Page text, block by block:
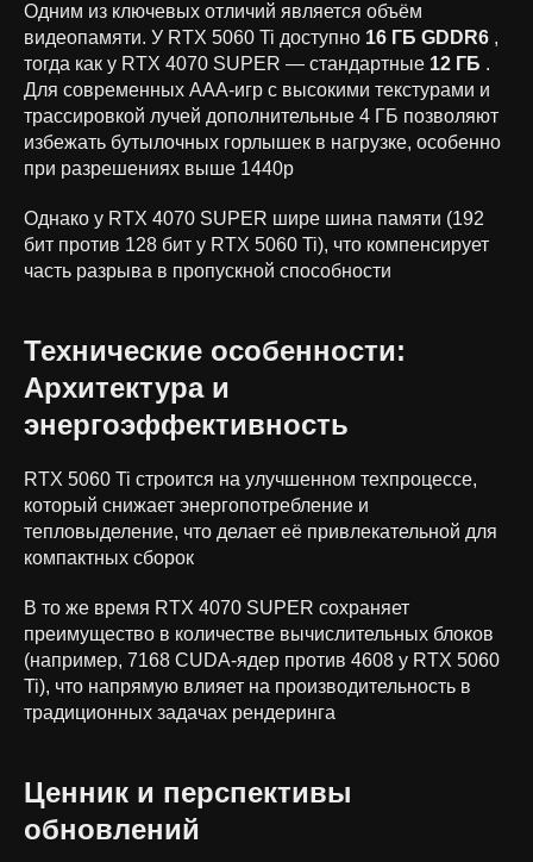
Одним из ключевых отличий является объём
видеопамяти. У RTX 5060 Ti доступно 16 ГБ GDDR6 ,
тогда как у RTX 4070 SUPER — стандартные 12 ГБ .
Для современных AAA-игр с высокими текстурами и
трассировкой лучей дополнительные 4 ГБ позволяют
избежать бутылочных горлышек в нагрузке, особенно
при разрешениях выше 1440p
Однако у RTX 4070 SUPER шире шина памяти (192
бит против 128 бит у RTX 5060 Ti), что компенсирует
часть разрыва в пропускной способности
Технические особенности:
Архитектура и
энергоэффективность
RTX 5060 Ti строится на улучшенном техпроцессе,
который снижает энергопотребление и
тепловыделение, что делает её привлекательной для
компактных сборок
В то же время RTX 4070 SUPER сохраняет
преимущество в количестве вычислительных блоков
(например, 7168 CUDA-ядер против 4608 у RTX 5060
Ti), что напрямую влияет на производительность в
традиционных задачах рендеринга
Ценник и перспективы
обновлений